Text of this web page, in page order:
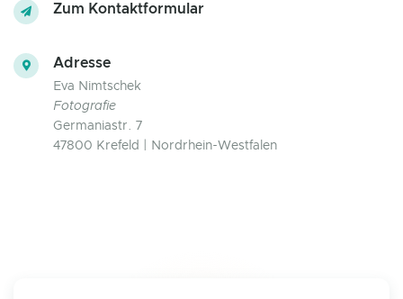
Zum Kontaktformular
Adresse
Eva Nimtschek
Fotografie
Germaniastr. 7
47800 Krefeld | Nordrhein-Westfalen